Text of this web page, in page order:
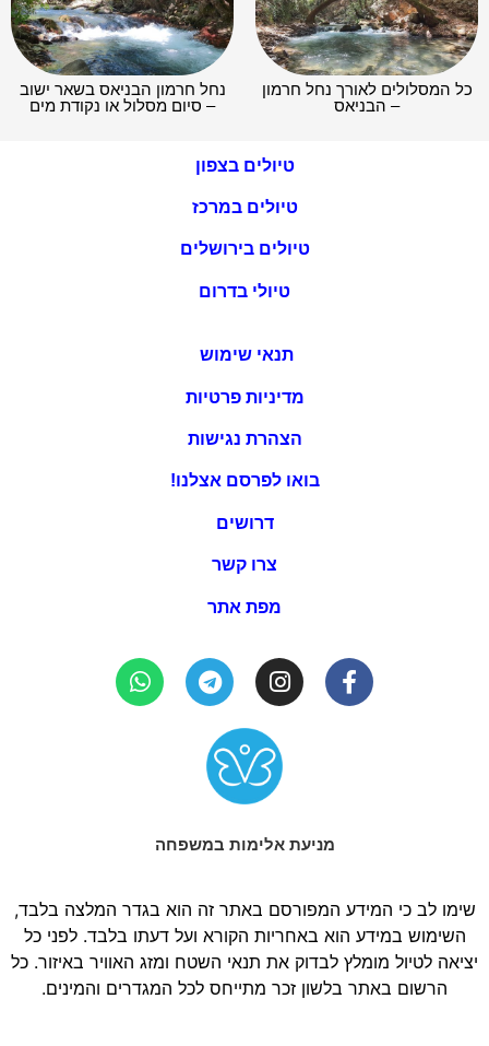
כל המסלולים לאורך נחל חרמון
– הבניאס
נחל חרמון הבניאס בשאר ישוב
– סיום מסלול או נקודת מים
טיולים בצפון
טיולים במרכז
טיולים בירושלים
טיולי בדרום
תנאי שימוש
מדיניות פרטיות
הצהרת נגישות
בואו לפרסם אצלנו!
דרושים
צרו קשר
מפת אתר
מניעת אלימות במשפחה
שימו לב כי המידע המפורסם באתר זה הוא בגדר המלצה בלבד,
השימוש במידע הוא באחריות הקורא ועל דעתו בלבד. לפני כל
יציאה לטיול מומלץ לבדוק את תנאי השטח ומזג האוויר באיזור. כל
הרשום באתר בלשון זכר מתייחס לכל המגדרים והמינים.